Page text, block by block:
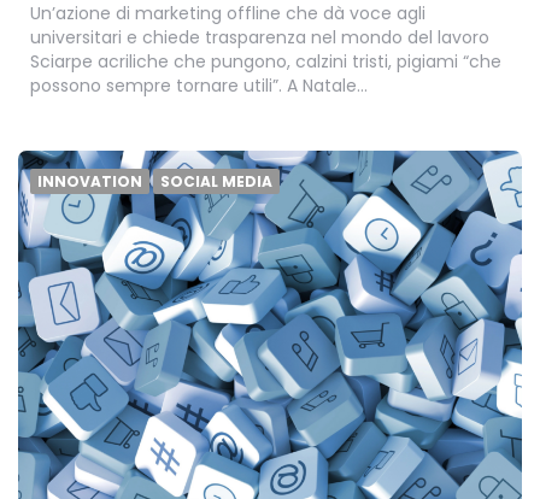
Un’azione di marketing offline che dà voce agli
universitari e chiede trasparenza nel mondo del lavoro
Sciarpe acriliche che pungono, calzini tristi, pigiami “che
possono sempre tornare utili”. A Natale…
INNOVATION SOCIAL MEDIA